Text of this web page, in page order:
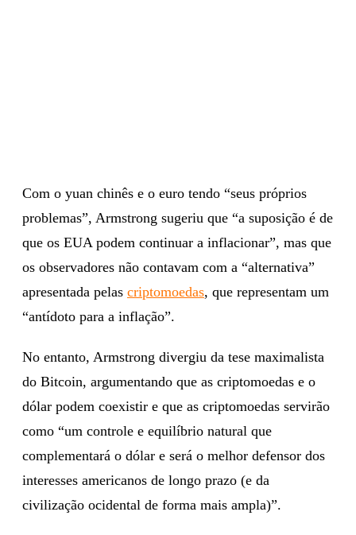
Com o yuan chinês e o euro tendo “seus próprios
problemas”, Armstrong sugeriu que “a suposição é de
que os EUA podem continuar a inflacionar”, mas que
os observadores não contavam com a “alternativa”
apresentada pelas criptomoedas, que representam um
“antídoto para a inflação”.
No entanto, Armstrong divergiu da tese maximalista
do Bitcoin, argumentando que as criptomoedas e o
dólar podem coexistir e que as criptomoedas servirão
como “um controle e equilíbrio natural que
complementará o dólar e será o melhor defensor dos
interesses americanos de longo prazo (e da
civilização ocidental de forma mais ampla)”.